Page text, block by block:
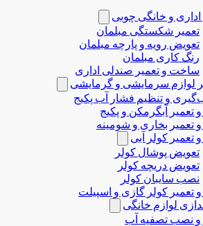
اداری و خانگی چوبی
تعمیر شکستگی مبلمان
تعویض رویه و پارچه مبلمان
رنگ کاری مبلمان
ساخت و تعمیر صندلی اداری
لوازم سرمایشی و گرمایشی
و تنظیم فشار آب پکیج
تعمیر آبگرمکن و پکیج
تعمیر بخاری و شومینه
تعمیر کولر آبی
تعویض پوشال کولر
تعویض دریچه کولر
نصب سایبان کولر
تعمیر کولر گازی و اسپیلت
لوازم خانگی
و نصب تصفیه آب